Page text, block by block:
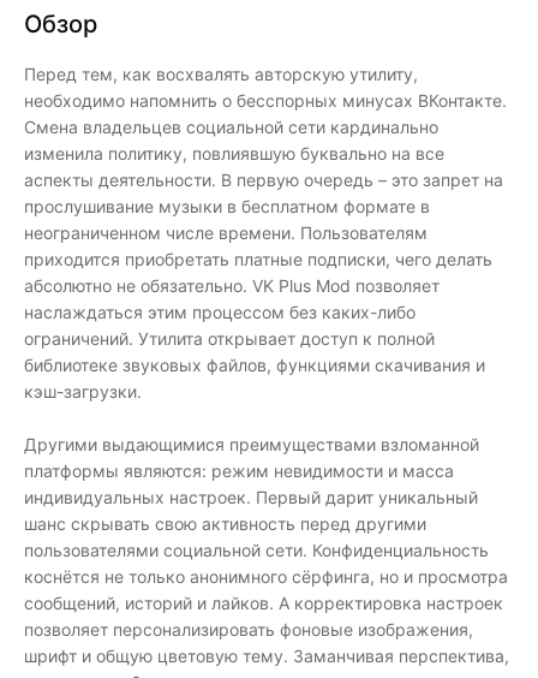
Обзор
Перед тем, как восхвалять авторскую утилиту,
необходимо напомнить о бесспорных минусах ВКонтакте.
Смена владельцев социальной сети кардинально
изменила политику, повлиявшую буквально на все
аспекты деятельности. В первую очередь – это запрет на
прослушивание музыки в бесплатном формате в
неограниченном числе времени. Пользователям
приходится приобретать платные подписки, чего делать
абсолютно не обязательно. VK Plus Mod позволяет
наслаждаться этим процессом без каких-либо
ограничений. Утилита открывает доступ к полной
библиотеке звуковых файлов, функциями скачивания и
кэш-загрузки.
Другими выдающимися преимуществами взломанной
платформы являются: режим невидимости и масса
индивидуальных настроек. Первый дарит уникальный
шанс скрывать свою активность перед другими
пользователями социальной сети. Конфиденциальность
коснётся не только анонимного сёрфинга, но и просмотра
сообщений, историй и лайков. А корректировка настроек
позволяет персонализировать фоновые изображения,
шрифт и общую цветовую тему. Заманчивая перспектива,